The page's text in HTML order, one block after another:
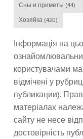
Сны и приметы (44)
Хозяйка (430)
Інформація на
користувачами
відмічені у
публикации).
матеріалах
сайту не несе
достовірність